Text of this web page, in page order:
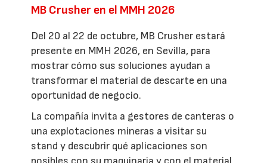
MB Crusher en el MMH 2026
Del 20 al 22 de octubre, MB Crusher estará
presente en MMH 2026, en Sevilla, para
mostrar cómo sus soluciones ayudan a
transformar el material de descarte en una
oportunidad de negocio.
La compañía invita a gestores de canteras o
una explotaciones mineras a visitar su
stand y descubrir qué aplicaciones son